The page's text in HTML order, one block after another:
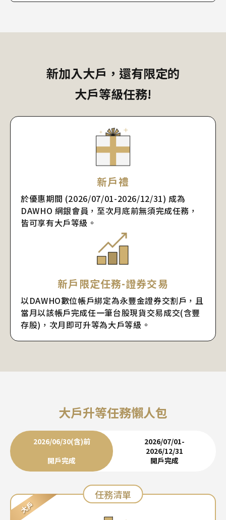
新加入大戶，還有限定的
大戶等級任務!
新戶禮
於優惠期間 (2026/07/01-2026/12/31) 成為
DAWHO 網銀會員，至次月底前無須完成任務，
皆可享有大戶等級。
新戶限定任務-證券交易
以DAWHO數位帳戶綁定為永豐金證券交割戶，且
當月以該帳戶完成任一筆台股現貨交易成交(含豐
存股)，次月即可升等為大戶等級。
大戶升等任務懶人包
2026/06/30(含)前
開戶完成
2026/07/01-
2026/12/31
開戶完成
任務清單